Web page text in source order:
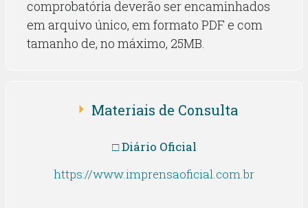
comprobatória deverão ser encaminhados
em arquivo único, em formato PDF e com
tamanho de, no máximo, 25MB.
Materiais de Consulta
□Diário Oficial
https://www.imprensaoficial.com.br